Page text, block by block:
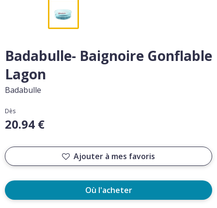
Badabulle- Baignoire Gonflable
Lagon
Badabulle
Dès
20.94 €
Ajouter à mes favoris
Où l'acheter